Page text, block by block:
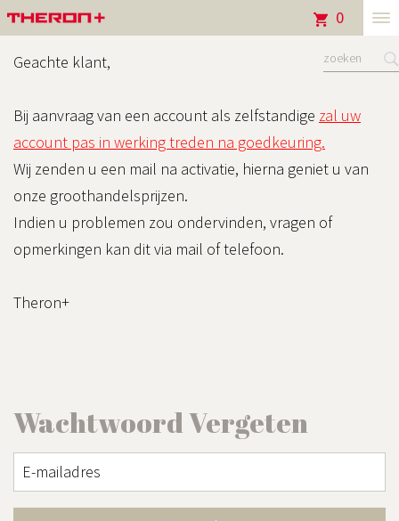
0
Geachte klant,
Bij aanvraag van een account als zelfstandige zal uw
account pas in werking treden na goedkeuring.
Wij zenden u een mail na activatie, hierna geniet u van
onze groothandelsprijzen.
Indien u problemen zou ondervinden, vragen of
opmerkingen kan dit via mail of telefoon.
Theron+
Wachtwoord Vergeten
E-mailadres